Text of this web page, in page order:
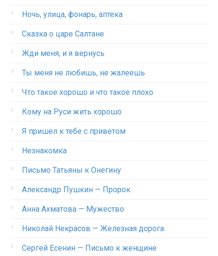
Ночь, улица, фонарь, аптека
Сказка о царе Салтане
Жди меня, и я вернусь
Ты меня не любишь, не жалеешь
Что такое хорошо и что такое плохо
Кому на Руси жить хорошо
Я пришел к тебе с приветом
Незнакомка
Письмо Татьяны к Онегину
Александр Пушкин — Пророк
Анна Ахматова — Мужество
Николай Некрасов — Железная дорога
Сергей Есенин — Письмо к женщине